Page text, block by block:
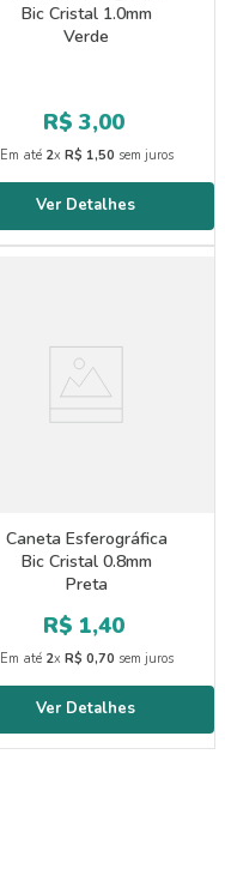
Bic Cristal 1.0mm
Verde
R$ 3,00
Em até 2x R$ 1,50 sem juros
Caneta Esferográfica
Bic Cristal 0.8mm
Preta
R$ 1,40
Em até 2x R$ 0,70 sem juros